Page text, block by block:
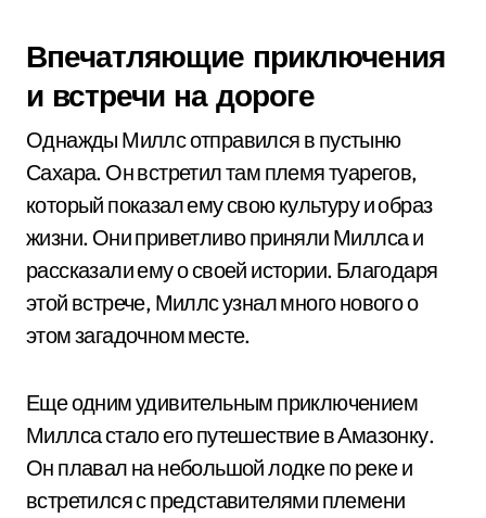
Впечатляющие приключения
и встречи на дороге
Однажды Миллс отправился в пустыню
Сахара. Он встретил там племя туарегов,
который показал ему свою культуру и образ
жизни. Они приветливо приняли Миллса и
рассказали ему о своей истории. Благодаря
этой встрече, Миллс узнал много нового о
этом загадочном месте.
Еще одним удивительным приключением
Миллса стало его путешествие в Амазонку.
Он плавал на небольшой лодке по реке и
встретился с представителями племени